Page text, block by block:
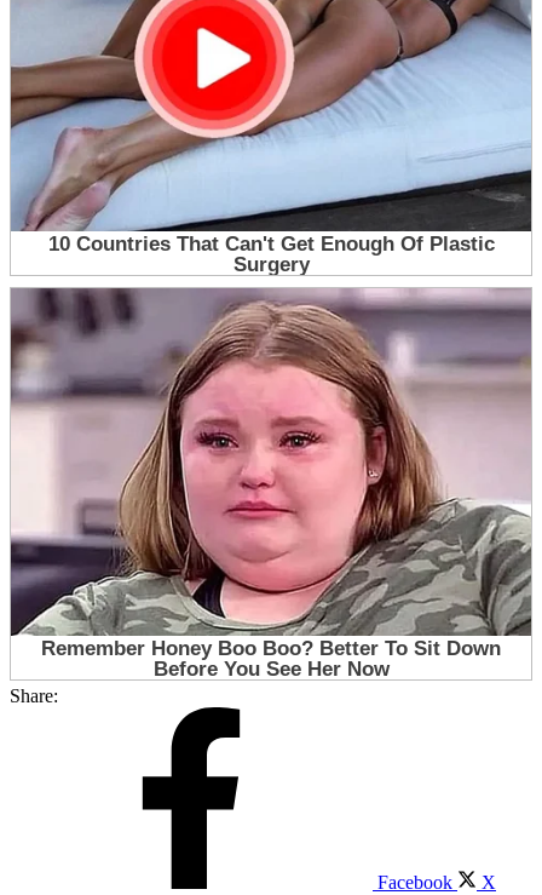
Share:
Facebook X